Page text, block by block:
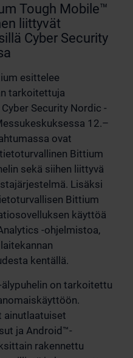
Tough Mobile™
liittyvät
Cyber Security
esittelee
tarkoitettuja
Security Nordic -
12.–
ovat
Bittium
sekä siihen liittyvä
Lisäksi
Bittium
käyttöä
-ohjelmistoa,
kentällä.
on tarkoitettu
ainutlaatuiset
ja Android™-
rakennettu